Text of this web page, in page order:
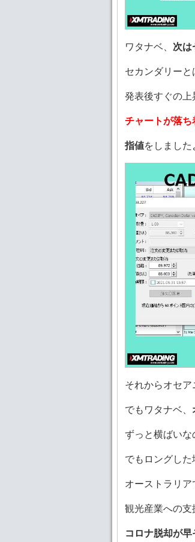
ワタナベ、 次は
セカンダリーと
発表後すぐの上
チャートが落ち
指値をしました
それからオセア
でもワタナベ、
ずっと横ばいな
でもロングした
オーストラリア
観光産業への支
コロナ脱却が早